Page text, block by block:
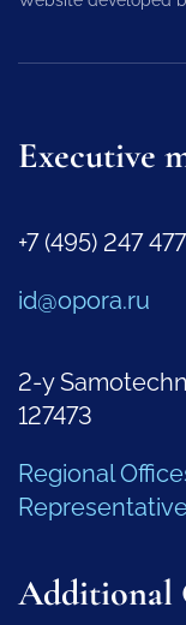
Executive
+7 (495) 247
id@opora.ru
2-y
127473
Regional
Additional